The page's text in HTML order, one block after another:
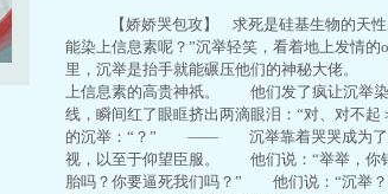
【娇娇哭包攻】 求死是硅基生物的天
能染上信息素呢？”沉举轻笑，看着地上发
里，沉举是抬手就能碾压他们的神秘大佬。
上信息素的高贵神祇。 他们发了疯让沉举
线，瞬间红了眼眶挤出两滴眼泪：“对、对
的沉举：“？” —— 沉举靠着哭哭成为了大佬
视，以至于仰望臣服。 他们说：“举举，你
胎吗？你要逼死我们吗？” 他们说：“沉举